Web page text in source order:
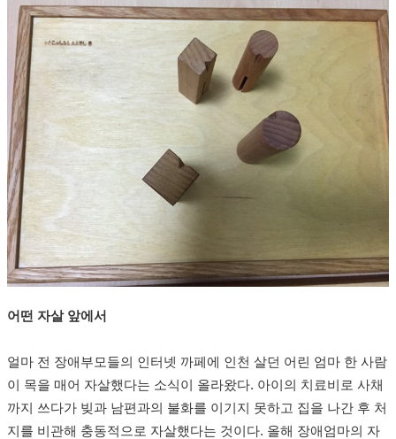
어떤 자살 앞에서
얼마 전 장애부모들의 인터넷 까페에 인천 살던 어린 엄마 한 사람
이 목을 매어 자살했다는 소식이 올라왔다. 아이의 치료비로 사채
까지 쓰다가 빚과 남편과의 불화를 이기지 못하고 집을 나간 후 처
지를 비관해 충동적으로 자살했다는 것이다. 올해 장애엄마의 자